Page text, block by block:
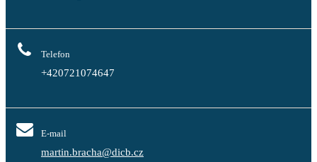
Telefon
+420721074647
E-mail
martin.bracha@dicb.cz